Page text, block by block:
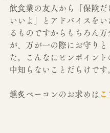
飲食業の友人から「保険
いいよ」とアドバイスを
るものですからもちろん
が、万が一の際にお守り
た。こんなにピンポイン
中知らないことだらけです
燻炙ベーコンのお求めは